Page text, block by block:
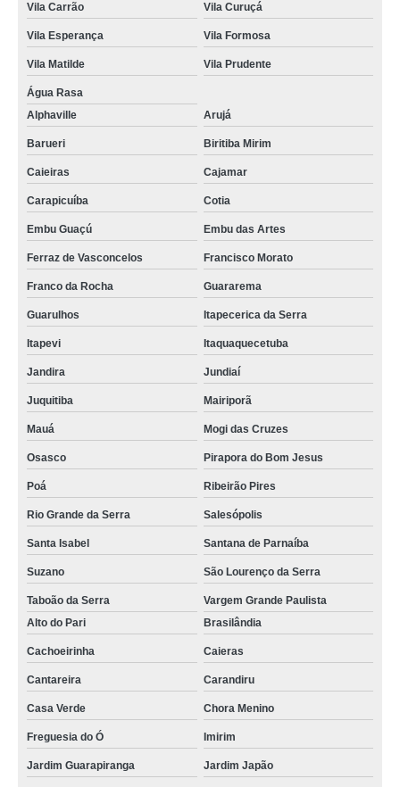
Vila Carrão Vila Curuçá
Vila Esperança Vila Formosa
Vila Matilde Vila Prudente
Água Rasa
Alphaville
Arujá
Barueri Biritiba Mirim
Caieiras Cajamar
Carapicuíba Cotia
Embu Guaçú Embu das Artes
Ferraz de Vasconcelos Francisco Morato
Franco da Rocha Guararema
Guarulhos Itapecerica da Serra
Itapevi Itaquaquecetuba
Jandira Jundiaí
Juquitiba Mairiporã
Mauá Mogi das Cruzes
Osasco Pirapora do Bom Jesus
Poá Ribeirão Pires
Rio Grande da Serra Salesópolis
Santa Isabel Santana de Parnaíba
Suzano São Lourenço da Serra
Taboão da Serra
Vargem Grande Paulista
Alto do Pari
Brasilândia
Cachoeirinha Caieras
Cantareira Carandiru
Casa Verde Chora Menino
Freguesia do Ó Imirim
Jardim Guarapiranga Jardim Japão